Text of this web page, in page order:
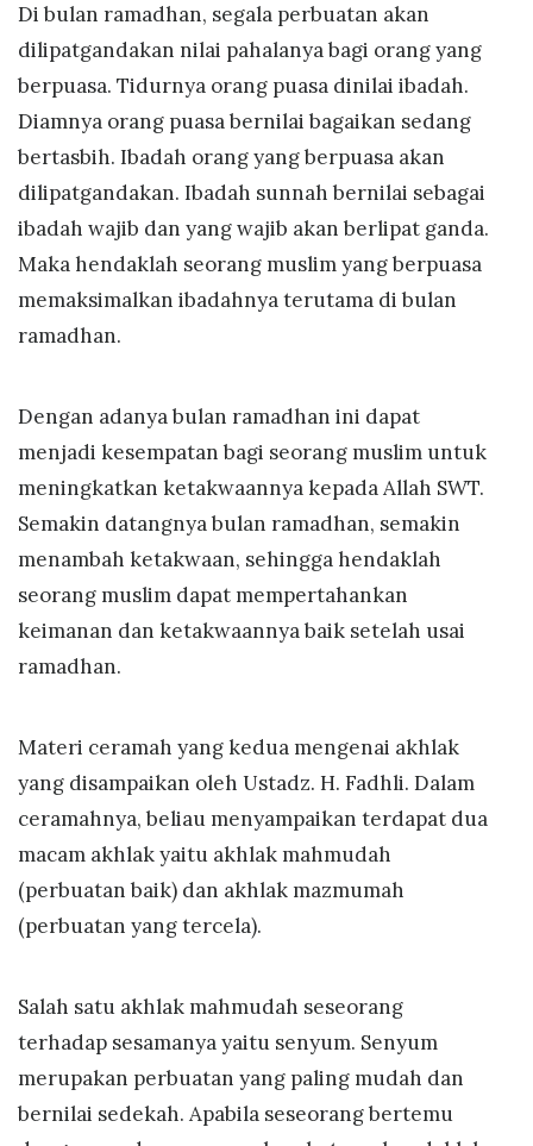
Di bulan ramadhan, segala perbuatan akan
dilipatgandakan nilai pahalanya bagi orang yang
berpuasa. Tidurnya orang puasa dinilai ibadah.
Diamnya orang puasa bernilai bagaikan sedang
bertasbih. Ibadah orang yang berpuasa akan
dilipatgandakan. Ibadah sunnah bernilai sebagai
ibadah wajib dan yang wajib akan berlipat ganda.
Maka hendaklah seorang muslim yang berpuasa
memaksimalkan ibadahnya terutama di bulan
ramadhan.
Dengan adanya bulan ramadhan ini dapat
menjadi kesempatan bagi seorang muslim untuk
meningkatkan ketakwaannya kepada Allah SWT.
Semakin datangnya bulan ramadhan, semakin
menambah ketakwaan, sehingga hendaklah
seorang muslim dapat mempertahankan
keimanan dan ketakwaannya baik setelah usai
ramadhan.
Materi ceramah yang kedua mengenai akhlak
yang disampaikan oleh Ustadz. H. Fadhli. Dalam
ceramahnya, beliau menyampaikan terdapat dua
macam akhlak yaitu akhlak mahmudah
(perbuatan baik) dan akhlak mazmumah
(perbuatan yang tercela).
Salah satu akhlak mahmudah seseorang
terhadap sesamanya yaitu senyum. Senyum
merupakan perbuatan yang paling mudah dan
bernilai sedekah. Apabila seseorang bertemu